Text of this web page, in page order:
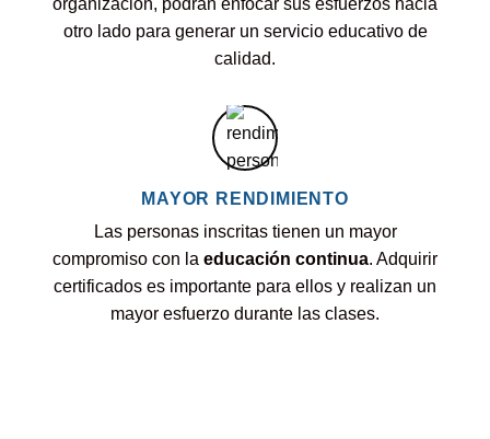
organización, podrán enfocar sus esfuerzos hacia
otro lado para generar un servicio educativo de
calidad.
MAYOR RENDIMIENTO
Las personas inscritas tienen un mayor
compromiso con la educación continua. Adquirir
certificados es importante para ellos y realizan un
mayor esfuerzo durante las clases.